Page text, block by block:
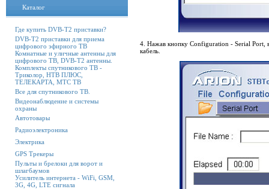
Каталог
Где купить DVB-T2 приставки?
DVB-T2 приставки для приема
цифрового эфирного ТВ
Комнатные и уличные антенны для
цифрового ТВ, DVB-T2 антенны.
Комплекты спутникового ТВ -
Триколор, НТВ ПЛЮС,
ТЕЛЕКАРТА, МТС ТВ
Все для спутникового ТВ.
Видеонаблюдение и системы
охраны
Автотовары
Радиоэлектроника
Электрика
GPS Трекеры
Пульты и брелоки для ворот и
шлагбаумов
Усилитель интернета - WiFi, GSM,
3G, 4G, LTE сигнала
4. Нажав кнопку Configuration - Serial
кабель.